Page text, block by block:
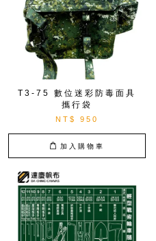
T3-75 數位迷彩防毒面具
攜行袋
NT$ 950
加入購物車